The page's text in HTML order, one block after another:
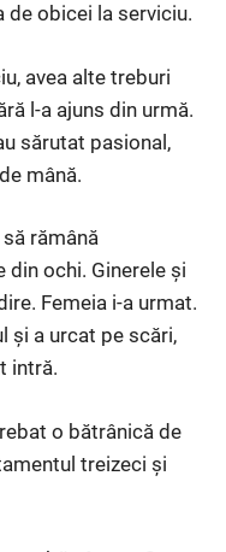
de obicei la serviciu.
avea alte treburi
l-a ajuns din urmă.
sărutat pasional,
mână.
rămână
din ochi. Ginerele și
Femeia i-a urmat.
și a urcat pe scări,
intră.
o bătrânică de
treizeci și